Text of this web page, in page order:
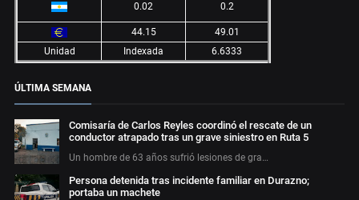
0.02 0.2
44.15
49.01
Unidad
Indexada 6.6333
ÚLTIMA SEMANA
Comisaría de Carlos Reyles coordinó el rescate de un
conductor atrapado tras un grave siniestro en Ruta 5
Un hombre de 63 años sufrió lesiones de gra…
Persona detenida tras incidente familiar en Durazno;
portaba un machete